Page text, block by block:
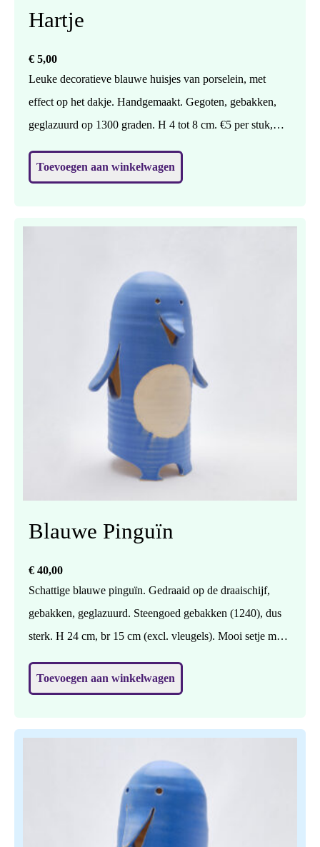
Hartje
€ 5,00
Leuke decoratieve blauwe huisjes van porselein, met
effect op het dakje. Handgemaakt. Gegoten, gebakken,
geglazuurd op 1300 graden. H 4 tot 8 cm. €5 per stuk,
Toevoegen aan winkelwagen
Blauwe Pinguïn
€ 40,00
Schattige blauwe pinguïn. Gedraaid op de draaischijf,
gebakken, geglazuurd. Steengoed gebakken (1240), dus
sterk. H 24 cm, br 15 cm (excl. vleugels). Mooi setje met
Toevoegen aan winkelwagen